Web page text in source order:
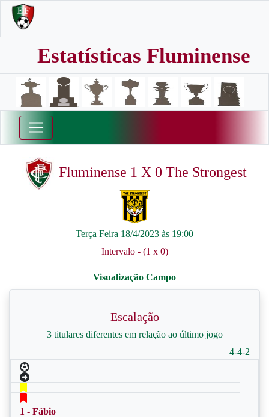
Estatísticas Fluminense
Fluminense 1 X 0 The Strongest
Terça Feira 18/4/2023 às 19:00
Intervalo - (1 x 0)
Escalação
3 titulares diferentes em relação ao último jogo
4-4-2
1 - Fábio